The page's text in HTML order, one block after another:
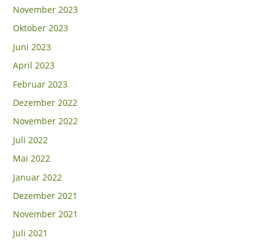
November 2023
Oktober 2023
Juni 2023
April 2023
Februar 2023
Dezember 2022
November 2022
Juli 2022
Mai 2022
Januar 2022
Dezember 2021
November 2021
Juli 2021